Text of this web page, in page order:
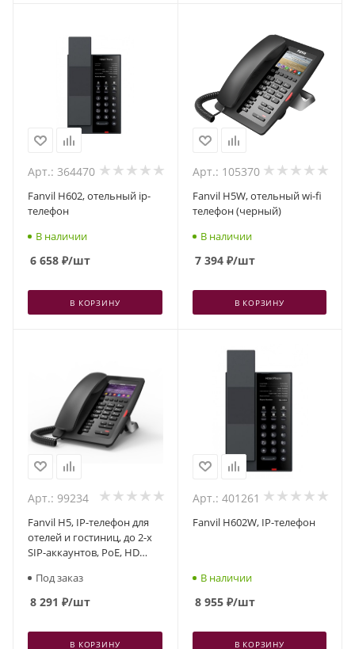
Арт.: 364470
Fanvil H602, отельный ip-
телефон
В наличии
6 658 ₽/шт
В КОРЗИНУ
Арт.: 105370
Fanvil H5W, отельный wi-fi
телефон (черный)
В наличии
7 394₽/шт
В КОРЗИНУ
Арт.: 99234
Fanvil H5, IP-телефон для
отелей и гостиниц, до 2-х
SIP-аккаунтов, PoE, HD
Под заказ
8 291 ₽/шт
В КОРЗИНУ
Арт.: 401261
Fanvil H602W, IP-телефон
В наличии
8 955₽/шт
В КОРЗИНУ